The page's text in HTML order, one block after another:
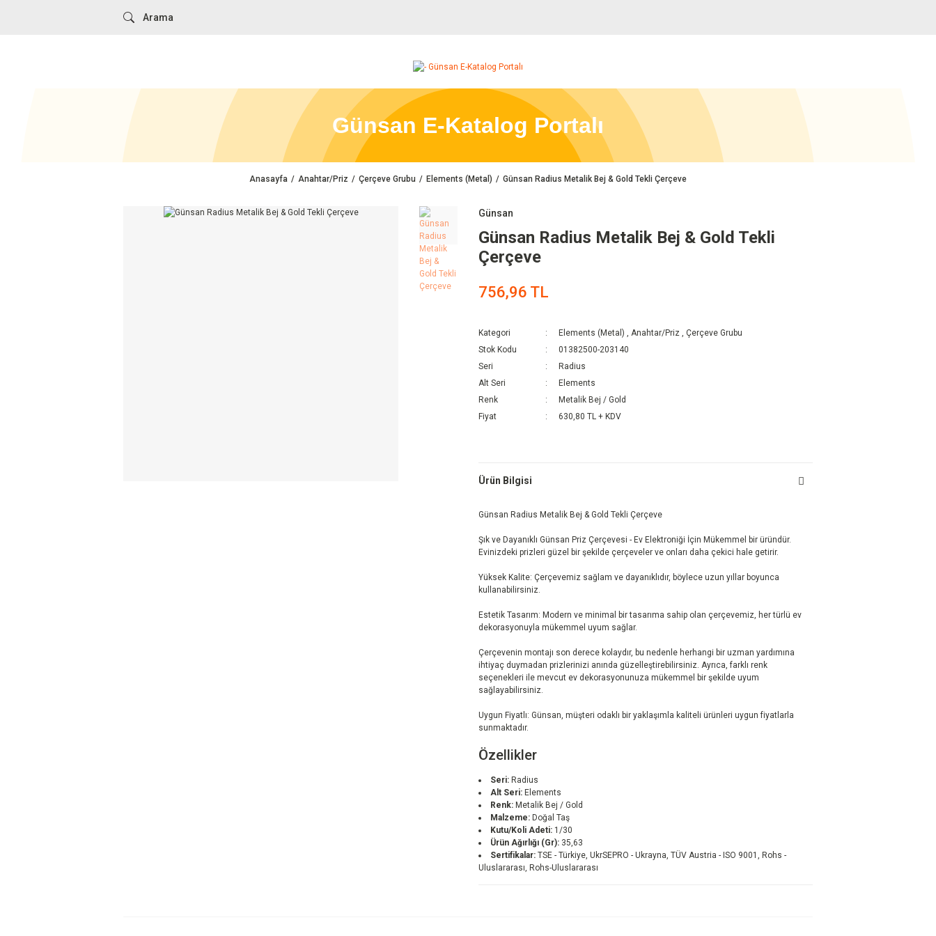
Günsan E-Katalog Portalı
Anasayfa Anahtar/Priz Çerçeve Grubu Elements (Metal) Günsan Radius Metalik Bej & Gold Tekli Çerçeve
Günsan
Günsan Radius Metalik Bej & Gold Tekli
Çerçeve
756,96 TL
Kategori Elements (Metal) , Anahtar/Priz , Çerçeve Grubu
Stok Kodu
01382500-203140
Seri
Radius
Alt Seri
Elements
Renk
Metalik Bej / Gold
Fiyat
630,80 TL + KDV
Ürün Bilgisi
Günsan Radius Metalik Bej & Gold Tekli Çerçeve
Şık ve Dayanıklı Günsan Priz Çerçevesi - Ev Elektroniği İçin Mükemmel bir üründür.
Evinizdeki prizleri güzel bir şekilde çerçeveler ve onları daha çekici hale getirir.
Yüksek Kalite: Çerçevemiz sağlam ve dayanıklıdır, böylece uzun yıllar boyunca
kullanabilirsiniz.
Estetik Tasarım: Modern ve minimal bir tasarıma sahip olan çerçevemiz, her türlü ev
dekorasyonuyla mükemmel uyum sağlar.
Çerçevenin montajı son derece kolaydır, bu nedenle herhangi bir uzman yardımına
ihtiyaç duymadan prizlerinizi anında güzelleştirebilirsiniz. Ayrıca, farklı renk
seçenekleri ile mevcut ev dekorasyonunuza mükemmel bir şekilde uyum
sağlayabilirsiniz.
Uygun Fiyatlı: Günsan, müşteri odaklı bir yaklaşımla kaliteli ürünleri uygun fiyatlarla
sunmaktadır.
Özellikler
Seri: Radius
Alt Seri: Elements
Renk: Metalik Bej / Gold
Malzeme: Doğal Taş
Kutu/Koli Adeti: 1/30
Ürün Ağırlığı (Gr): 35,63
Sertifikalar: TSE - Türkiye, UkrSEPRO - Ukrayna, TÜV Austria - ISO 9001, Rohs -
Uluslararası, Rohs-Uluslararası